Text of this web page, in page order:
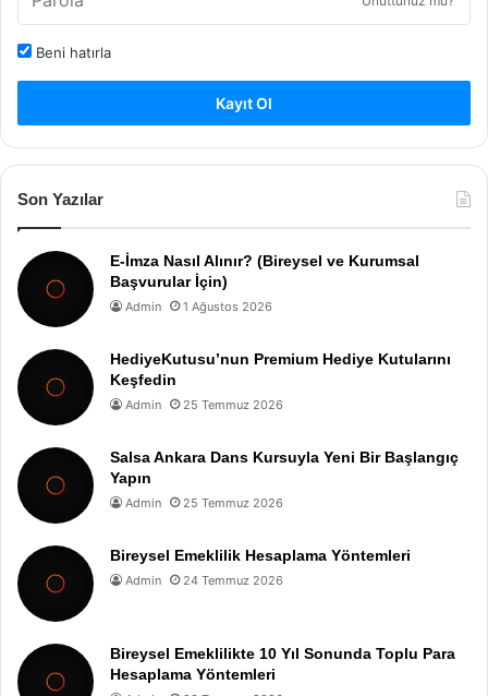
Beni hatırla
Kayıt Ol
Son Yazılar
E-İmza Nasıl Alınır? (Bireysel ve Kurumsal
Başvurular İçin)
Admin 1 Ağustos 2026
HediyeKutusu’nun Premium Hediye Kutularını
Keşfedin
Admin 25 Temmuz 2026
Salsa Ankara Dans Kursuyla Yeni Bir Başlangıç
Yapın
Admin 25 Temmuz 2026
Bireysel Emeklilik Hesaplama Yöntemleri
Admin 24 Temmuz 2026
Bireysel Emeklilikte 10 Yıl Sonunda Toplu Para
Hesaplama Yöntemleri